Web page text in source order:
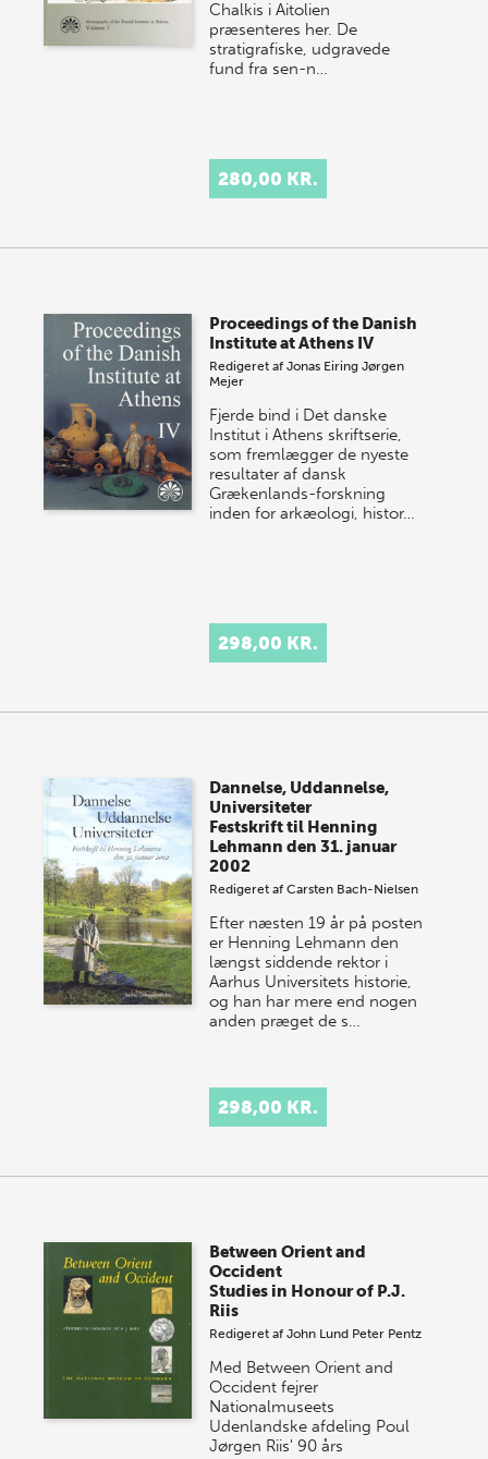
Chalkis i Aitolien
præsenteres her. De
stratigrafiske, udgravede
fund fra sen-n…
280,00 KR.
Proceedings of the Danish
Institute at Athens IV
Redigeret afJonas Eiring Jørgen
Mejer
Fjerde bind i Det danske
Institut i Athens skriftserie,
som fremlægger de nyeste
resultater af dansk
Grækenlands-forskning
inden for arkæologi, histor…
298,00 KR.
Dannelse, Uddannelse,
Universiteter
Festskrift til Henning
Lehmann den 31. januar
2002
Redigeret afCarsten Bach-Nielsen
Efter næsten 19 år på posten
er Henning Lehmann den
længst siddende rektor i
Aarhus Universitets historie,
og han har mere end nogen
anden præget de s…
298,00 KR.
Between Orient and
Occident
Studies in Honour of P.J.
Riis
Redigeret afJohn Lund Peter Pentz
Med Between Orient and
Occident fejrer
Nationalmuseets
Udenlandske afdeling Poul
Jørgen Riis' 90 års